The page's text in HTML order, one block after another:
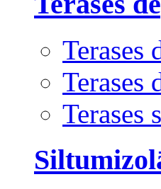
Terases
Terases
Terases